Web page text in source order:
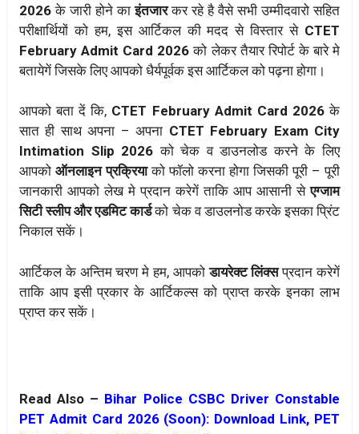
2026 के जारी होने काइंतजारकर रहे है वैसे सभी उम्मीदवारो सहित
परीक्षार्थियों को हम, इस आर्टिकल की मदद से विस्तार से CTET
February Admit Card 2026को लेकर तैयार रिपोर्ट के बारे मे
बतायेगें जिसके लिए आपको धैर्यपूर्वक इस आर्टिकल को पढ़ना होगा।
आपको बता दें कि, CTET February Admit Card 2026 के
सात ही साथ अपना – अपना CTET February Exam City
Intimation Slip 2026 को चेक व डाउनलोड करने के लिए
आपको ऑनलाइन प्रक्रियाको फॉलो करना होगा जिसकी पूरी – पूरी
जानकारी आपको लेख मे प्रदान करेगें ताकि आप आसानी सेएग्जाम
सिटी स्लीप और एडमिट कार्डको चेक व डाउलनोड करके इसका प्रिंट
निकाल सकें।
आर्टिकल के अन्तिम चरण मे हम, आपकोडायरेक्ट लिंक्सप्रदान करेगें
ताकि आप इसी प्रकार के आर्टिकल्स को प्राप्त करके इनका लाभ
प्राप्त कर सकें।
Read Also – Bihar Police CSBC Driver Constable
PET Admit Card 2026 (Soon): Download Link, PET